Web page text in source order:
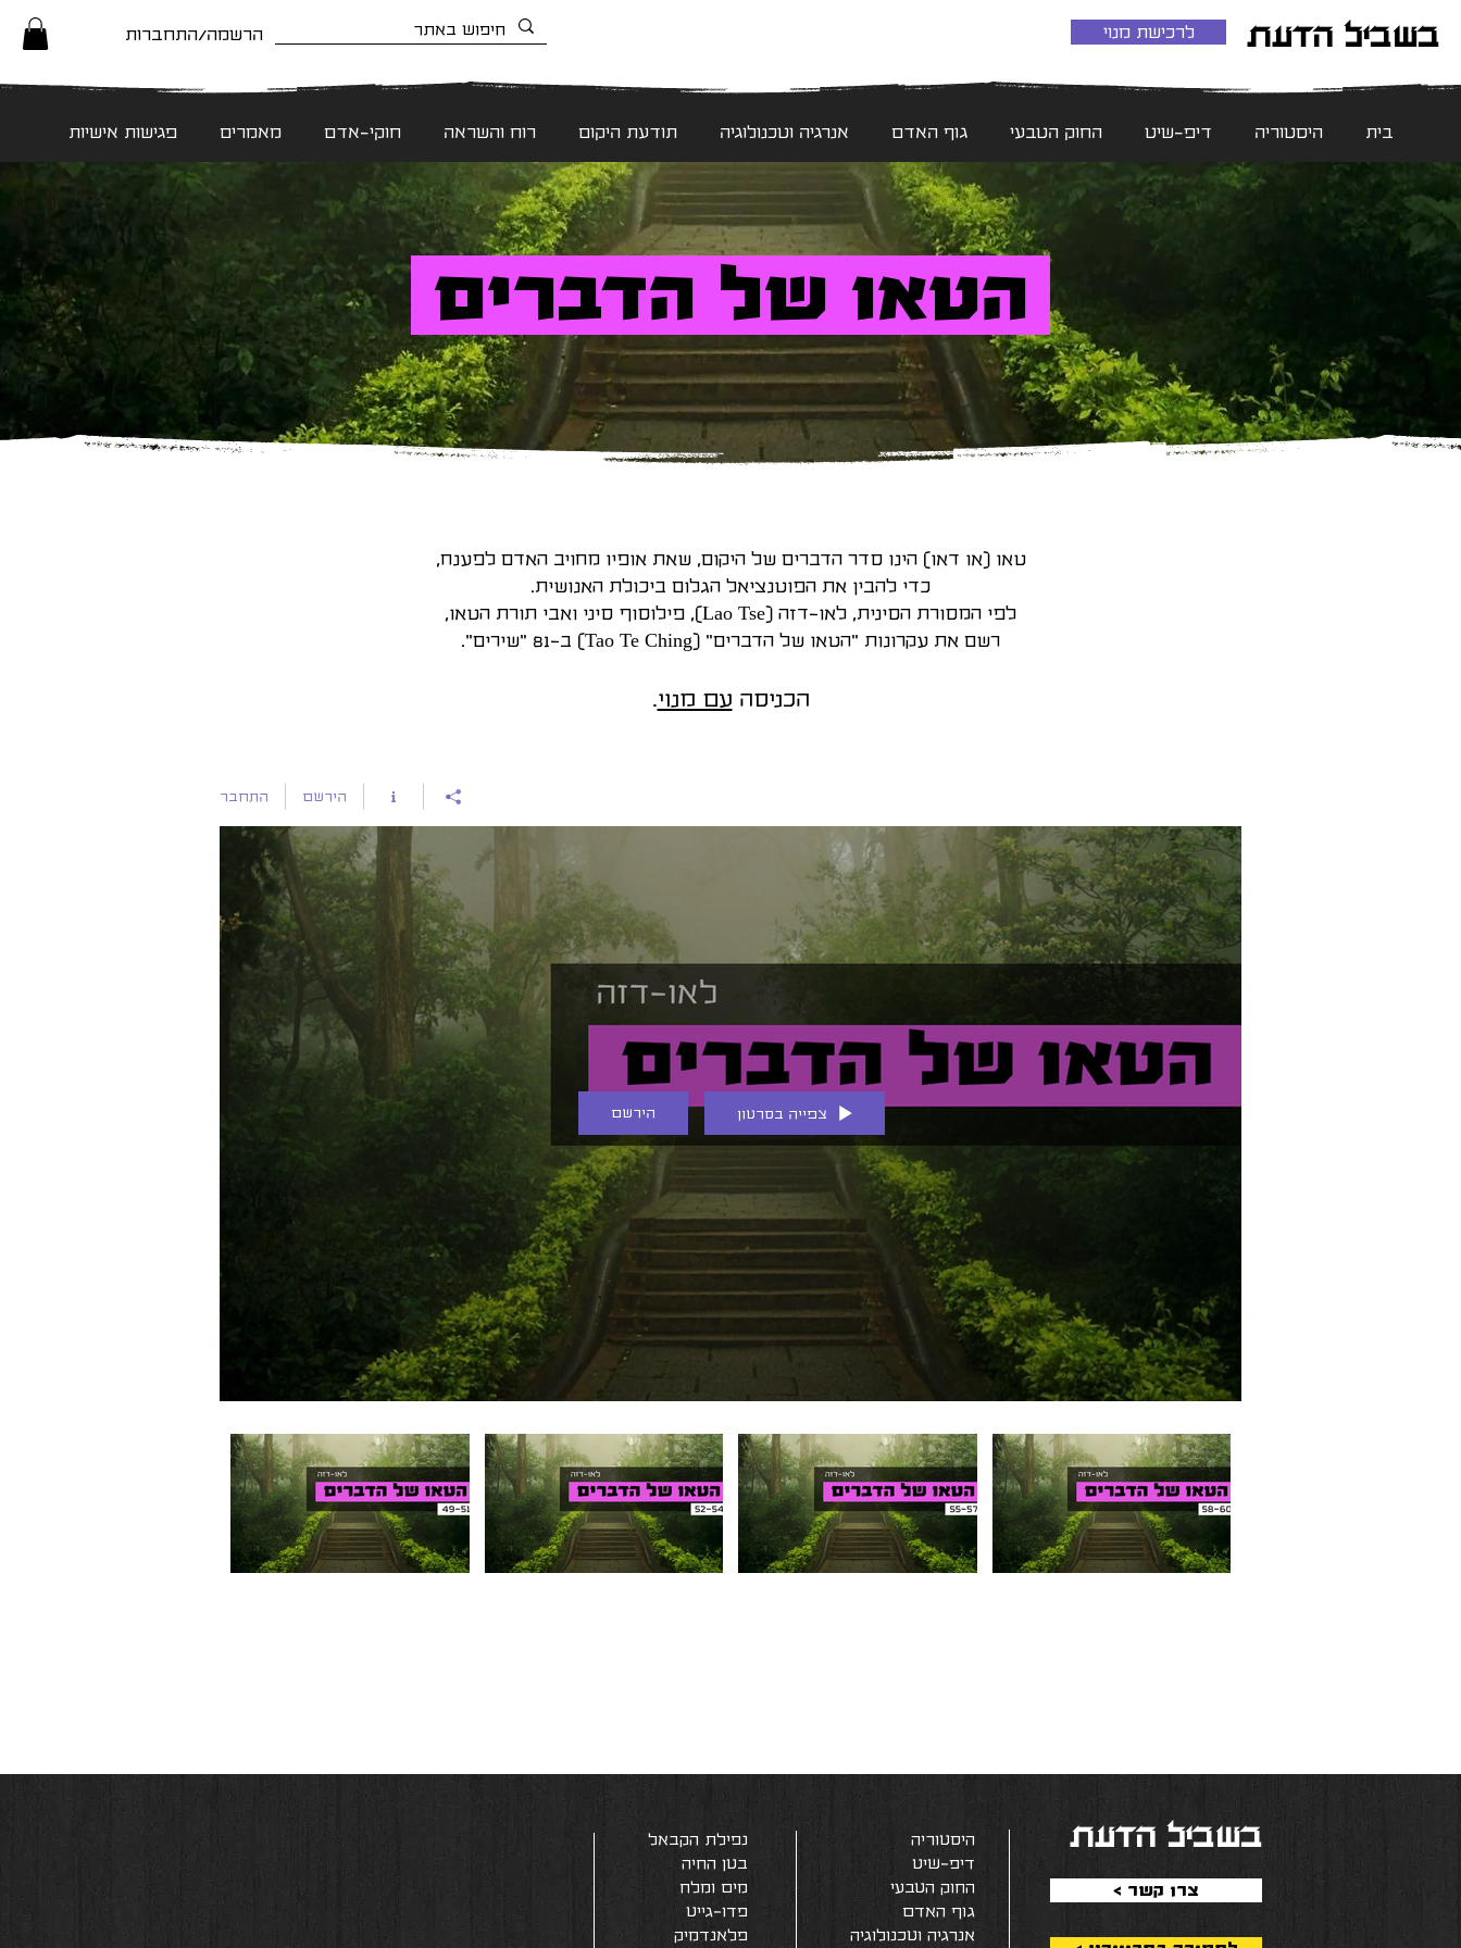
הרשמה/התחברות בשביל הדעת לרכישת מנוי
בית היסטוריה דיפ-שיט החוק הטבעי גוף האדם אנרגיה וטכנולוגיה תודעת היקום רוח והשראה חוקי-אדם מאמרים פגישות אישיות
הטאו של הדברים
טאו (או דאו) הינו סדר הדברים של היקום, שאת אופיו מחויב האדם לפענח,
כדי להבין את הפוטנציאל הגלום ביכולת האנושית.
לפי המסורת הסינית, לאו-דזה (Lao Tse), פילוסוף סיני ואבי תורת הטאו,
רשם את עקרונות "הטאו של הדברים" (Tao Te Ching) ב-81 "שירים".
הכניסה עם מנוי.
הירשם התחבר
צפייה בסרטון הירשם
בשביל הדעת
נפילת הקבאל
בטן החיה
מים ומלח
פדו-גייט
פלאנדמיק
היסטוריה
דיפ-שיט
החוק הטבעי
גוף האדם
אנרגיה וטכנולוגיה
< צרו קשר